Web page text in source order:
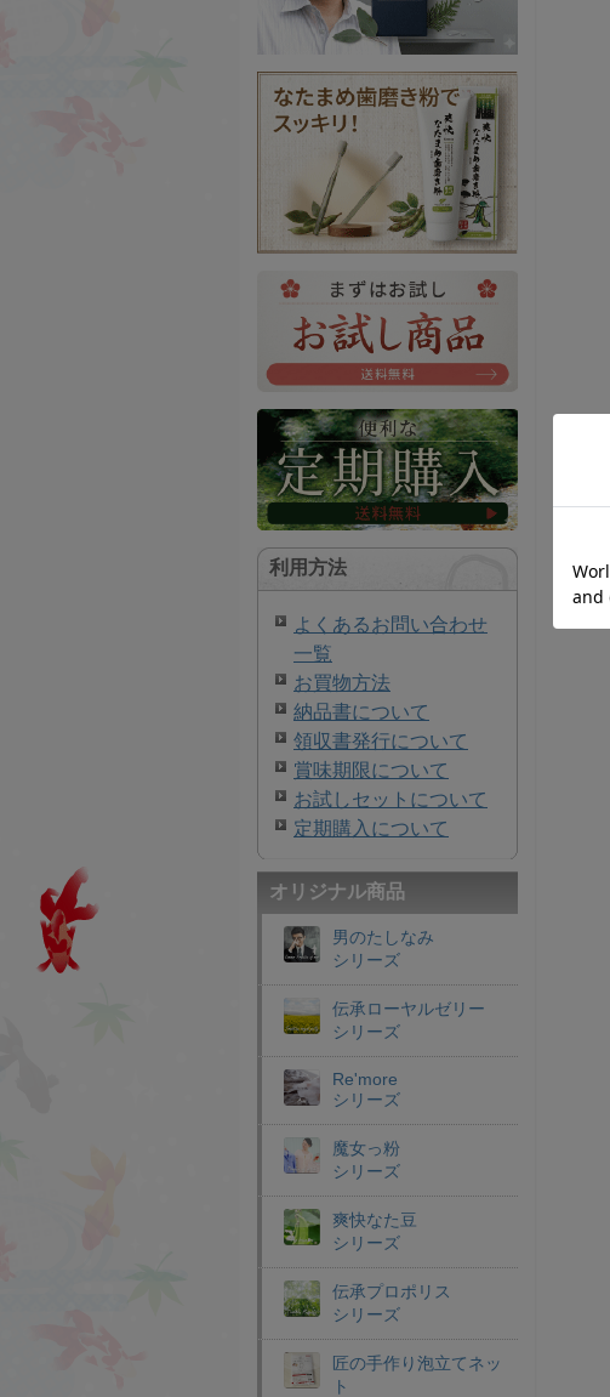
利用方法
よくあるお問い合わせ
一覧
お買物方法
納品書について
領収書発行について
賞味期限について
お試しセットについて
定期購入について
オリジナル商品
男のたしなみ
シリーズ
伝承ローヤルゼリー
シリーズ
Re'more
シリーズ
魔女っ粉
シリーズ
爽快なた豆
シリーズ
伝承プロポリス
シリーズ
匠の手作り泡立てネッ
ト